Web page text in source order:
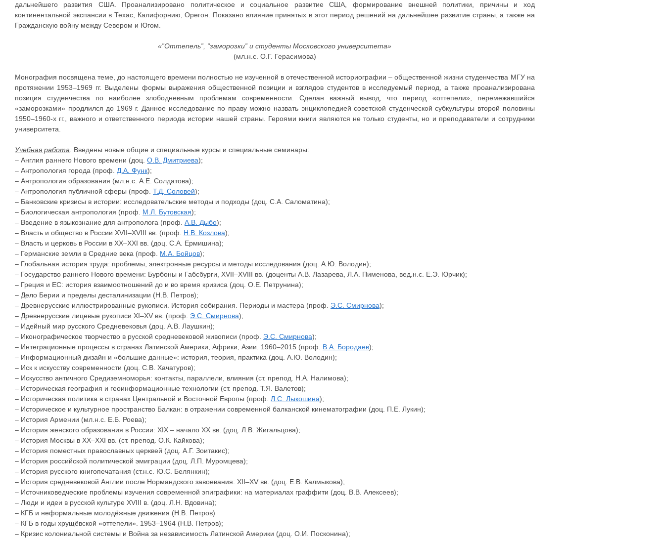
дальнейшего развития США. Проанализировано политическое и социальное развитие США, формирование внешней политики, причины и ход
континентальной экспансии в Техас, Калифорнию, Орегон. Показано влияние принятых в этот период решений на дальнейшее развитие страны, а также на
Гражданскую войну между Севером и Югом.
«”Оттепель”, “заморозки” и студенты Московского университета»
(мл.н.с. О.Г. Герасимова)
Монография посвящена теме, до настоящего времени полностью не изученной в отечественной историографии – общественной жизни студенчества МГУ на
протяжении 1953–1969 гг. Выделены формы выражения общественной позиции и взглядов студентов в исследуемый период, а также проанализирована
позиция студенчества по наиболее злободневным проблемам современности. Сделан важный вывод, что период «оттепели», перемежавшийся
«заморозками» продлился до 1969 г. Данное исследование по праву можно назвать энциклопедией советской студенческой субкультуры второй половины
1950–1960-х гг., важного и ответственного периода истории нашей страны. Героями книги являются не только студенты, но и преподаватели и сотрудники
университета.
Учебная работа . Введены новые общие и специальные курсы и специальные семинары:
– Англия раннего Нового времени (доц. О.В. Дмитриева);
– Антропология города (проф. Д.А. Функ);
– Антропология образования (мл.н.с. А.Е. Солдатова);
– Антропология публичной сферы (проф. Т.Д. Соловей);
– Банковские кризисы в истории: исследовательские методы и подходы (доц. С.А. Саломатина);
– Биологическая антропология (проф. М.Л. Бутовская);
– Введение в языкознание для антрополога (проф. А.В. Дыбо);
– Власть и общество в России XVII–XVIII вв. (проф. Н.В. Козлова);
– Власть и церковь в России в ХХ–XXI вв. (доц. С.А. Ермишина);
– Германские земли в Средние века (проф. М.А. Бойцов);
– Глобальная история труда: проблемы, электронные ресурсы и методы исследования (доц. А.Ю. Володин);
– Государство раннего Нового времени: Бурбоны и Габсбурги, XVII–XVIII вв. (доценты А.В. Лазарева, Л.А. Пименова, вед.н.с. Е.Э. Юрчик);
– Греция и ЕС: история взаимоотношений до и во время кризиса (доц. О.Е. Петрунина);
– Дело Берии и пределы десталинизации (Н.В. Петров);
– Древнерусские иллюстрированные рукописи. История собирания. Периоды и мастера (проф. Э.С. Смирнова);
– Древнерусские лицевые рукописи XI–XV вв. (проф. Э.С. Смирнова);
– Идейный мир русского Средневековья (доц. А.В. Лаушкин);
– Иконографическое творчество в русской средневековой живописи (проф. Э.С. Смирнова);
– Интеграционные процессы в странах Латинской Америки, Африки, Азии. 1960–2015 (проф. В.А. Бородаев);
– Информационный дизайн и «большие данные»: история, теория, практика (доц. А.Ю. Володин);
– Иск к искусству современности (доц. С.В. Хачатуров);
– Искусство античного Средиземноморья: контакты, параллели, влияния (ст. препод. Н.А. Налимова);
– Историческая география и геоинформационные технологии (ст. препод. Т.Я. Валетов);
– Историческая политика в странах Центральной и Восточной Европы (проф. Л.С. Лыкошина);
– Историческое и культурное пространство Балкан: в отражении современной балканской кинематографии (доц. П.Е. Лукин);
– История Армении (мл.н.с. Е.Б. Роева);
– История женского образования в России: ХIХ – начало ХХ вв. (доц. Л.В. Жигальцова);
– История Москвы в ХХ–ХХI вв. (ст. препод. О.К. Кайкова);
– История поместных православных церквей (доц. А.Г. Зоитакис);
– История российской политической эмиграции (доц. Л.П. Муромцева);
– История русского книгопечатания (ст.н.с. Ю.С. Белянкин);
– История средневековой Англии после Нормандского завоевания: XII–XV вв. (доц. Е.В. Калмыкова);
– Источниковедческие проблемы изучения современной эпиграфики: на материалах граффити (доц. В.В. Алексеев);
– Люди и идеи в русской культуре XVIII в. (доц. Л.Н. Вдовина);
– КГБ и неформальные молодёжные движения (Н.В. Петров)
– КГБ в годы хрущёвской «оттепели». 1953–1964 (Н.В. Петров);
– Кризис колониальной системы и Война за независимость Латинской Америки (доц. О.И. Посконина);